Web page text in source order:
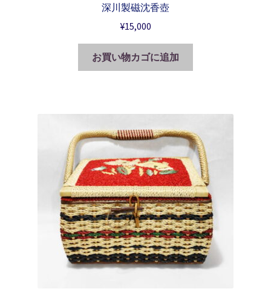
深川製磁沈香壺
¥15,000
お買い物カゴに追加